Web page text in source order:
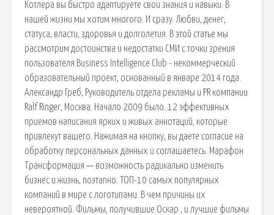
Котлера вы быстро адаптируете свои знания и навыки. В
нашей жизни мы хотим многого. И сразу. Любви, денег,
статуса, власти, здоровья и долголетия. В этой статье мы
рассмотрим достоинства и недостатки СМИ с точки зрения
пользователя Business Intelligence Club - некоммерческий
образовательный проект, основанный в январе 2014 года.
Александр Греб, Руководитель отдела рекламы и PR компании
Ralf Ringer, Москва. Начало 2009 было. 12 эффективных
приемов написания ярких и живых аннотаций, которые
привлекут вашего. Нажимая на кнопку, вы даете согласие на
обработку персональных данных и соглашаетесь. Марафон
Трансформация — возможность радикально изменить
бизнес и жизнь, поэтапно. ТОП-10 самых популярных
компаний в мире с логотипами. В чем причины их
невероятной. Фильмы, получившие Оскар , и лучшие фильмы